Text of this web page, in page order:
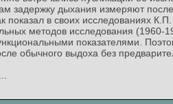
задержку дыхания измеряют
показал в своих исследованиях
методов исследования (1960-
показателями.
обычного выдоха без